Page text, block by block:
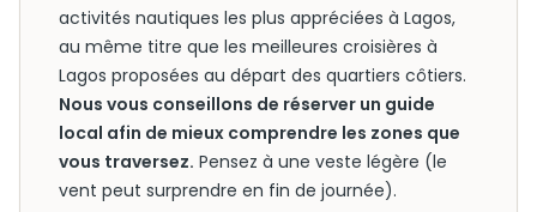
activités nautiques les plus appréciées à Lagos,
au même titre que les meilleures croisières à
Lagos proposées au départ des quartiers côtiers.
Nous vous conseillons de réserver un guide
local afin de mieux comprendre les zones que
vous traversez. Pensez à une veste légère (le
vent peut surprendre en fin de journée).